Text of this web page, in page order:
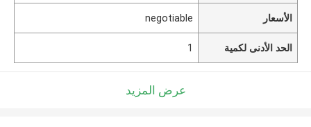
الأسعار negotiable
الحد الأدنى لكمية 1
عرض المزيد